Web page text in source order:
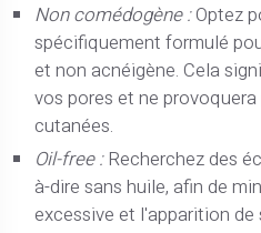
Non comédogène :Optez
spécifiquement formulé
et non acnéigène. Cela
vos pores et ne
cutanées.
Oil-free :Recherchez des
à-dire sans huile, afin de
excessive et l'apparition